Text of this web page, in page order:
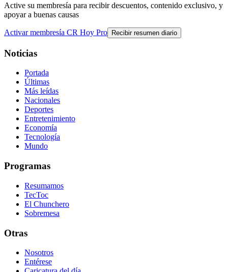
Active su membresía para recibir descuentos, contenido exclusivo, y
apoyar a buenas causas
Activar membresía CR Hoy Pro Recibir resumen diario
Noticias
Portada
Últimas
Más leídas
Nacionales
Deportes
Entretenimiento
Economía
Tecnología
Mundo
Programas
Resumamos
TecToc
El Chunchero
Sobremesa
Otras
Nosotros
Entérese